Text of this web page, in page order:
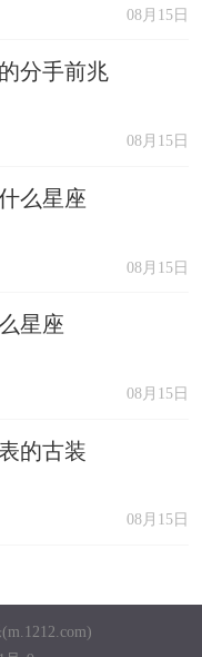
08月15日
分手前兆
08月15日
么星座
08月15日
星座
08月15日
的古装
08月15日